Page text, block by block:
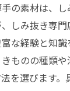
の素材は、
しみ抜き専
な経験と知識
ものの種類
を選びます。